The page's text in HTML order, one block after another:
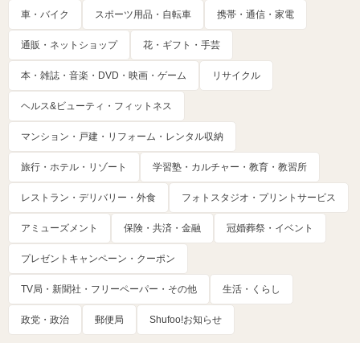
車・バイク スポーツ用品・自転車 携帯・通信・家電
通販・ネットショップ 花・ギフト・手芸
本・雑誌・音楽・DVD・映画・ゲーム リサイクル
ヘルス&ビューティ・フィットネス
マンション・戸建・リフォーム・レンタル収納
旅行・ホテル・リゾート 学習塾・カルチャー・教育・教習所
レストラン・デリバリー・外食 フォトスタジオ・プリントサービス
アミューズメント 保険・共済・金融 冠婚葬祭・イベント
プレゼントキャンペーン・クーポン
TV局・新聞社・フリーペーパー・その他 生活・くらし
政党・政治 郵便局 Shufoo!お知らせ